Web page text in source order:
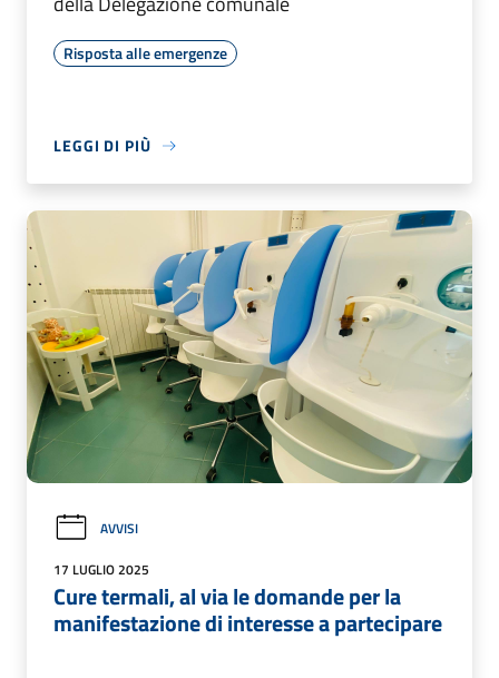
Risposta alle emergenze
LEGGI DI PIÙ
AVVISI
17 LUGLIO 2025
Cure termali, al via le domande per la
manifestazione di interesse a partecipare